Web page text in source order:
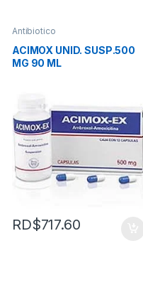
Antibiotico
ACIMOX UNID. SUSP.500
MG 90 ML
RD$717.60